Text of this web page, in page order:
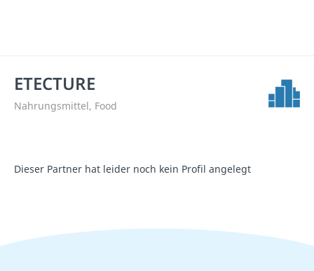
ETECTURE
Nahrungsmittel, Food
Dieser Partner hat leider noch kein Profil angelegt